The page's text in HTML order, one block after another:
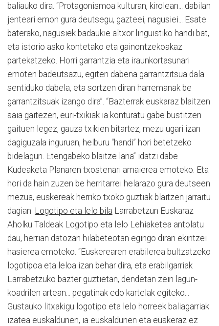
baliauko dira. “Protagonismoa kulturan, kirolean... dabilan
jenteari emon gura deutsegu, gazteei, nagusiei... Esate
baterako, nagusiek badaukie altxor linguistiko handi bat,
eta istorio asko kontetako eta gainontzekoakaz
partekatzeko. Horri garrantzia eta iraunkortasunari
emoten badeutsazu, egiten dabena garrantzitsua dala
sentiduko dabela, eta sortzen diran harremanak be
garrantzitsuak izango dira”. “Bazterrak euskaraz blaitzen
saia gaitezen, euri-txikiak ia konturatu gabe bustitzen
gaituen legez, gauza txikien bitartez, mezu ugari izan
dagiguzala inguruan, helburu “handi” hori betetzeko
bidelagun. Etengabeko blaitze lana” idatzi dabe
Kudeaketa Planaren txostenari amaierea emoteko. Eta
hori da hain zuzen be herritarrei helarazo gura deutseen
mezua, euskereak herriko txoko guztiak blaitzen jarraitu
dagian. Logotipo eta lelo bila Larrabetzun Euskaraz
Aholku Taldeak Logotipo eta lelo Lehiaketea antolatu
dau, herrian datozan hilabeteotan egingo diran ekintzei
hasierea emoteko. “Euskerearen erabilerea bultzatzeko
logotipoa eta leloa izan behar dira, eta erabilgarriak
Larrabetzuko bazter guztietan, dendetan zein lagun-
koadrilen artean... pegatinak edo kartelak egiteko...
Gustauko litxakigu logotipo eta lelo horreek baliagarriak
izatea euskaldunen, ia euskaldunen eta euskeraz ez